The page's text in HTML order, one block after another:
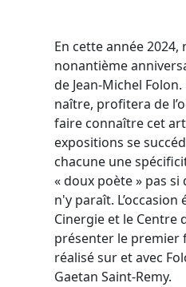
En cette année
nonantième
de Jean-Michel Folon.
naître, profitera de
faire connaître cet
expositions se
chacune une
« doux poète » pas si
n'y paraît.
Cinergie et le Centre
présenter le premier
réalisé sur et avec
Gaetan Saint-Remy.